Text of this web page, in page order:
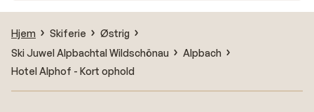
Hjem Skiferie
Østrig
Ski Juwel Alpbachtal Wildschönau
Alpbach
Hotel Alphof - Kort ophold